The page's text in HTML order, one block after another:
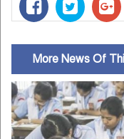
More News Of